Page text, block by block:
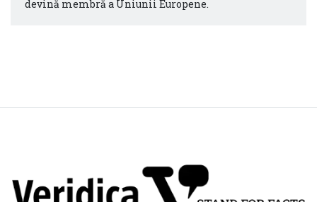
devină membră a Uniunii Europene.